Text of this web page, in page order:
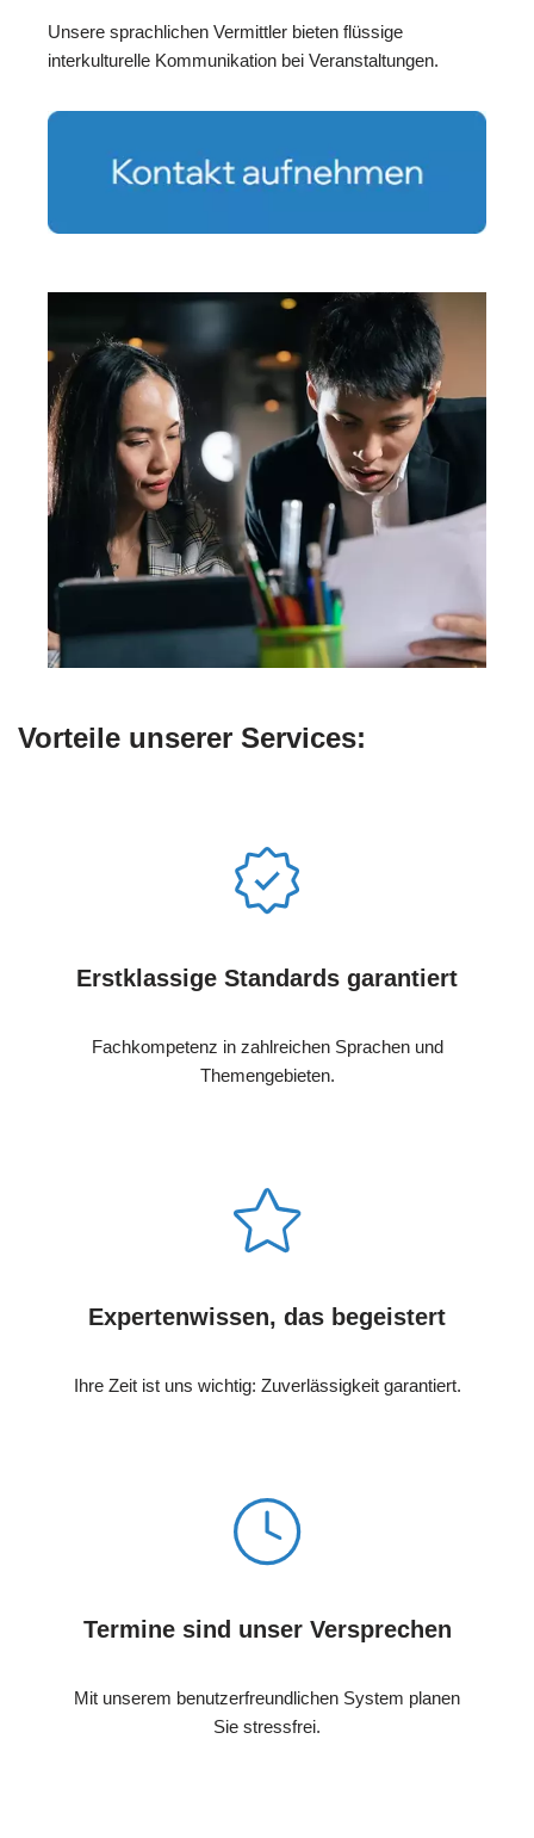
Unsere sprachlichen Vermittler bieten flüssige
interkulturelle Kommunikation bei Veranstaltungen.
Vorteile unserer Services:
Erstklassige Standards garantiert
Fachkompetenz in zahlreichen Sprachen und
Themengebieten.
Expertenwissen, das begeistert
Ihre Zeit ist uns wichtig: Zuverlässigkeit garantiert.
Termine sind unser Versprechen
Mit unserem benutzerfreundlichen System planen
Sie stressfrei.